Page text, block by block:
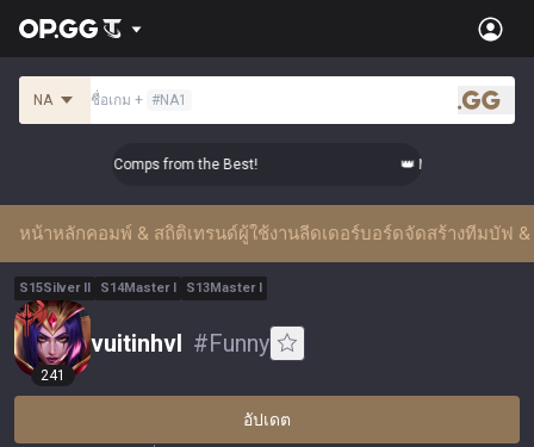
NA ชื่อเกม + #NA1
.gg
Top-tier Comps from the Best! 👑 Master Top-tier
หน้าหลักคอมพ์ & สถิติเทรนด์ผู้ใช้งานลีดเดอร์บอร์ดจัดสร้างทีมบัฟ &
S15Silver II S14Master I S13Master I
241
vuitinhvl #Funny
อัปเดต